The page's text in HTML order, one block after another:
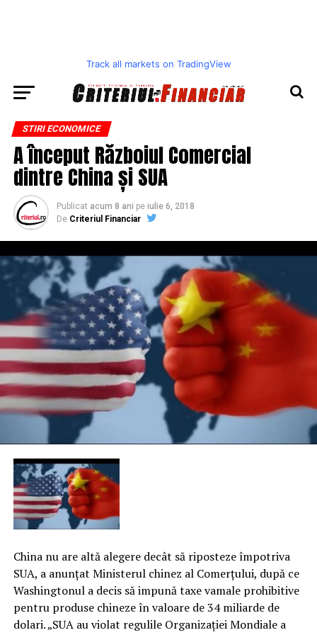
Track all markets on TradingView
STIRI ECONOMICE
A început Războiul Comercial
dintre China și SUA
Publicat acum 8 ani pe iulie 6, 2018
De Criteriul Financiar
China nu are altă alegere decât să riposteze împotriva
SUA, a anunţat Ministerul chinez al Comerţului, după ce
Washingtonul a decis să impună taxe vamale prohibitive
pentru produse chineze în valoare de 34 miliarde de
dolari. „SUA au violat regulile Organizaţiei Mondiale a